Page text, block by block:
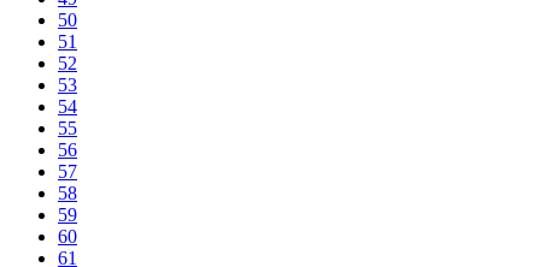
50
51
52
53
54
55
56
57
58
59
60
61